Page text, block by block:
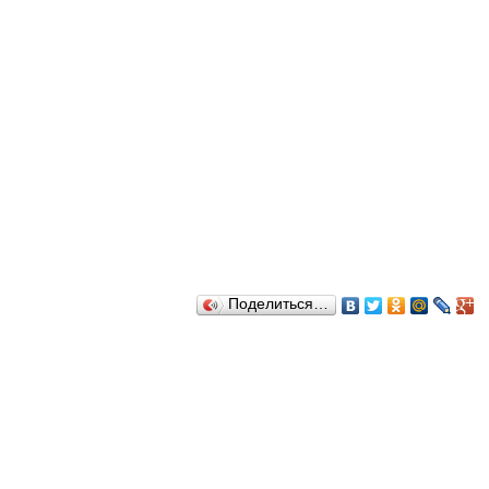
Поделиться…